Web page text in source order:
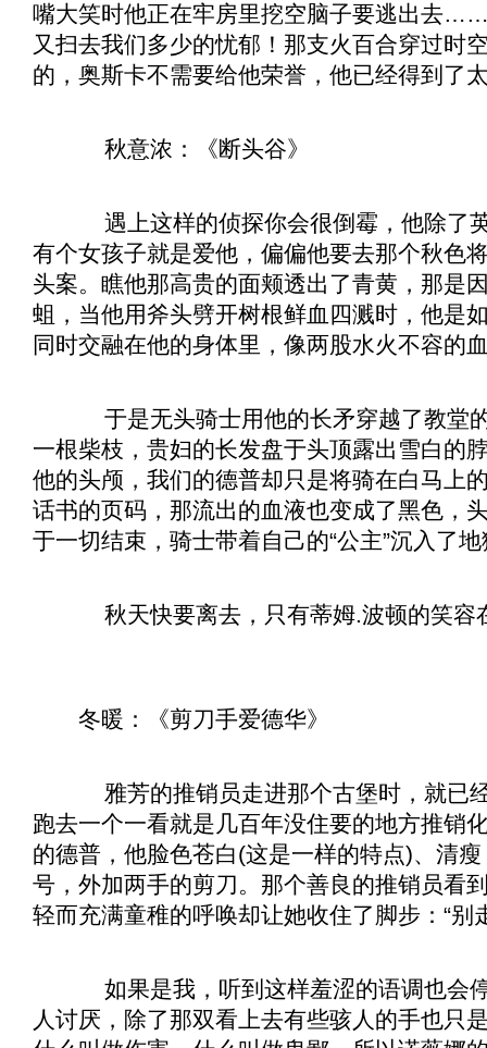
嘴大笑时他正在牢房里挖空脑子要逃出去
又扫去我们多少的忧郁！那支火百合穿过时
的，奥斯卡不需要给他荣誉，他已经得到了
秋意浓：《断头谷》
遇上这样的侦探你会很倒霉，他除了
有个女孩子就是爱他，偏偏他要去那个秋色
头案。瞧他那高贵的面颊透出了青黄，那是
蛆，当他用斧头劈开树根鲜血四溅时，他是
同时交融在他的身体里，像两股水火不容
于是无头骑士用他的长矛穿越了教堂
一根柴枝，贵妇的长发盘于头顶露出雪白的
他的头颅，我们的德普却只是将骑在白马上
话书的页码，那流出的血液也变成了黑色，
于一切结束，骑士带着自己的“公主”沉入了
秋天快要离去，只有蒂姆.波顿的笑容
冬暖：《剪刀手爱德华》
雅芳的推销员走进那个古堡时，就已
跑去一个一看就是几百年没住要的地方推销
的德普，他脸色苍白(这是一样的特点)、清
号，外加两手的剪刀。那个善良的推销员看
轻而充满童稚的呼唤却让她收住了脚步：“
如果是我，听到这样羞涩的语调也会
人讨厌，除了那双看上去有些骇人的手也只